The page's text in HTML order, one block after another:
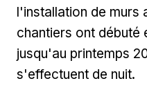
l'installation de murs
chantiers ont débuté
jusqu'au printemps
s'effectuent de nuit.